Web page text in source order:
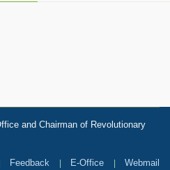
and Chairman of Revolutionary
Feedback E-Office Webmail